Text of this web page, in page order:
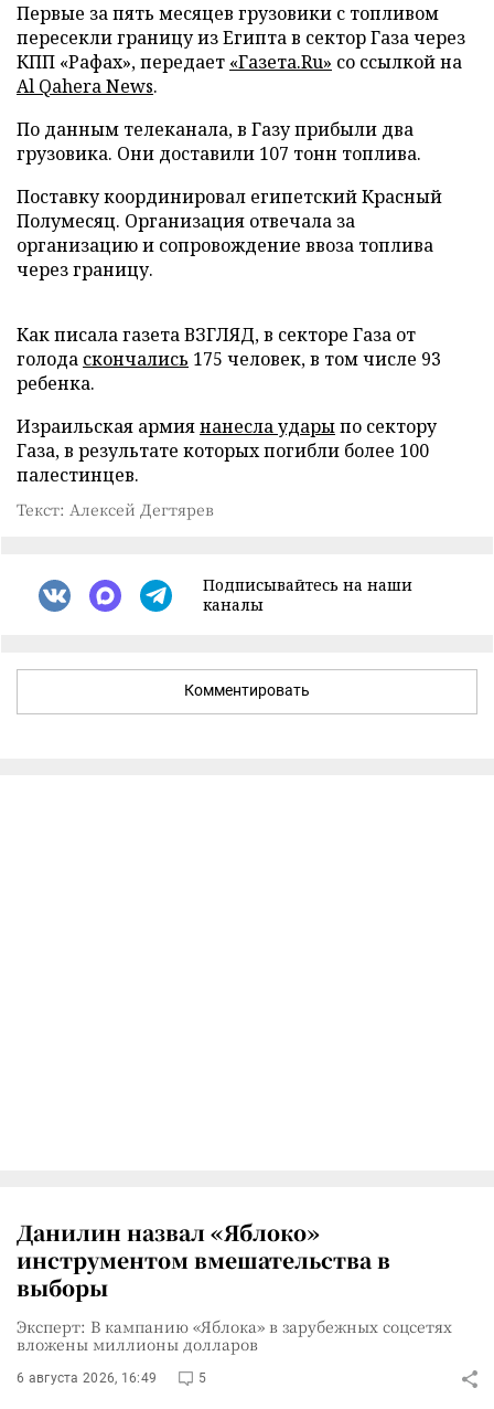
Первые за пять месяцев грузовики с топливом
пересекли границу из Египта в сектор Газа через
КПП «Рафах», передает «Газета.Ru» со ссылкой на
Al Qahera News.
По данным телеканала, в Газу прибыли два
грузовика. Они доставили 107 тонн топлива.
Поставку координировал египетский Красный
Полумесяц. Организация отвечала за
организацию и сопровождение ввоза топлива
через границу.
Как писала газета ВЗГЛЯД, в секторе Газа от
голода скончались 175 человек, в том числе 93
ребенка.
Израильская армиянанесла ударыпо сектору
Газа, в результате которых погибли более 100
палестинцев.
Текст: Алексей Дегтярев
Подписывайтесь на наши
каналы
Комментировать
Данилин назвал «Яблоко»
инструментом вмешательства в
выборы
Эксперт: В кампанию «Яблока» в зарубежных соцсетях
вложены миллионы долларов
6 августа 2026, 16:49 5